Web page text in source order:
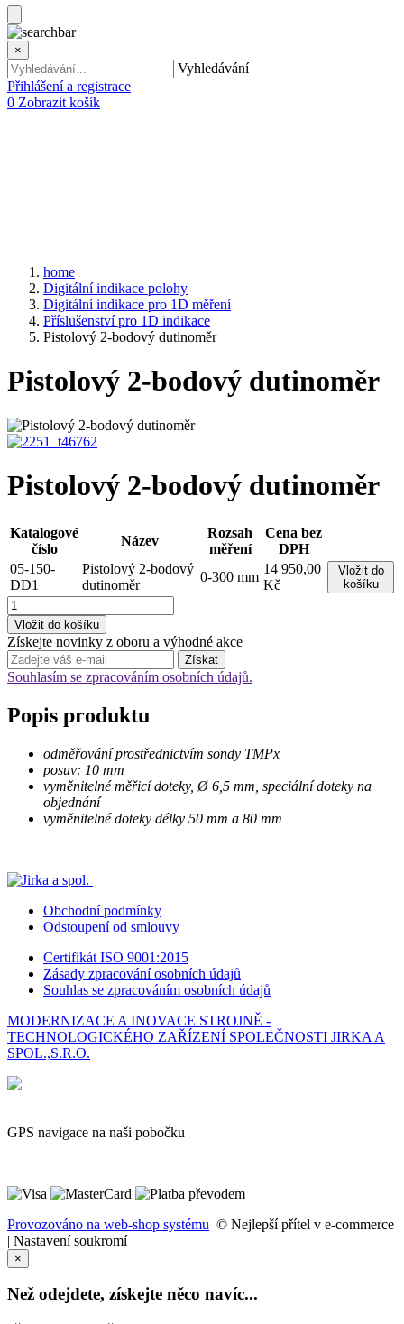
×
Vyhledávání
Přihlášení a registrace
0 Zobrazit košík
home
Digitální indikace polohy
Digitální indikace pro 1D měření
Příslušenství pro 1D indikace
Pistolový 2-bodový dutinoměr
Pistolový 2-bodový dutinoměr
Pistolový 2-bodový dutinoměr
Katalogové
číslo
Název
Rozsah
měření
Cena bez
DPH
05-150-
DD1
Pistolový 2-bodový
dutinoměr
0-300 mm
14 950,00
Kč
Vložit do
košíku
Získejte novinky z oboru a výhodné akce
Souhlasím se zpracováním osobních údajů.
Popis produktu
odměřování prostřednictvím sondy TMPx
posuv: 10 mm
vyměnitelné měřicí doteky, Ø 6,5 mm, speciální doteky na
objednání
vyměnitelné doteky délky 50 mm a 80 mm
Obchodní podmínky
Odstoupení od smlouvy
Certifikát ISO 9001:2015
Zásady zpracování osobních údajů
Souhlas se zpracováním osobních údajů
MODERNIZACE A INOVACE STROJNĚ -
TECHNOLOGICKÉHO ZAŘÍZENÍ SPOLEČNOSTI JIRKA A
SPOL.,S.R.O.
GPS navigace na naši pobočku
Provozováno na web-shop systému © Nejlepší přítel v e-commerce
| Nastavení soukromí
×
Než odejdete, získejte něco navíc...